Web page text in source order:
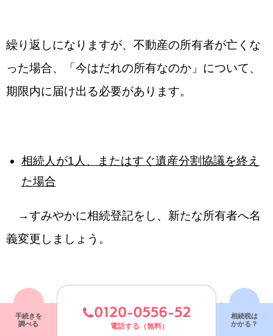
繰り返しになりますが、不動産の所有者が亡くな
った場合、「今はだれの所有なのか」について、
期限内に届け出る必要があります。
相続人が1人、またはすぐ遺産分割協議を終え
た場合
→すみやかに相続登記をし、新たな所有者へ名
義変更しましょう。
遺産分割協議に時間がかかる、すぐに相続登記
できない事情がある場合
手続きを
調べる
電話する（無料）
相続税は
かかる？